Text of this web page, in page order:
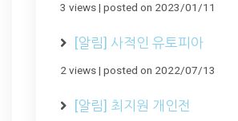
3 views| posted on 2023/01/11
[알림] 사적인 유토피아
2 views| posted on 2022/07/13
[알림] 최지원 개인전